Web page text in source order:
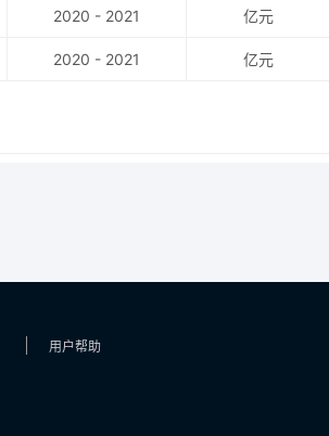
2020 - 2021 亿元
2020 - 2021 亿元
用户帮助